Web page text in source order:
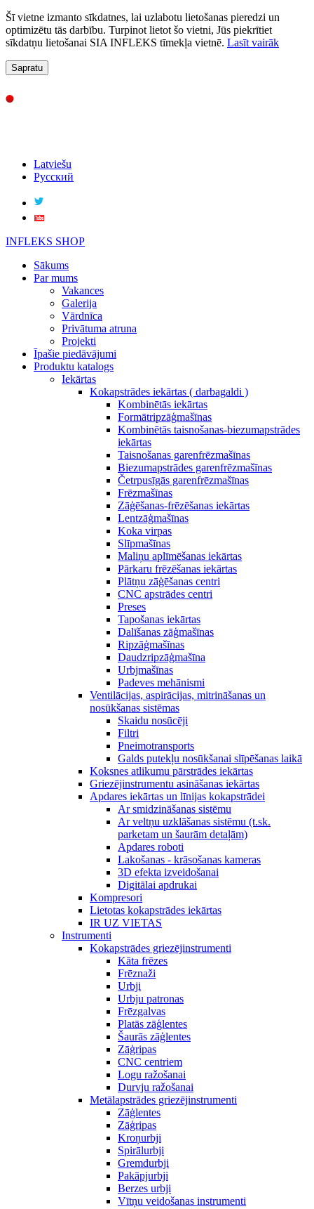
Šī vietne izmanto sīkdatnes, lai uzlabotu lietošanas pieredzi un
optimizētu tās darbību. Turpinot lietot šo vietni, Jūs piekrītiet
sīkdatņu lietošanai SIA INFLEKS tīmekļa vietnē. Lasīt vairāk
Sapratu
Latviešu
Русский
INFLEKS SHOP
Sākums
Par mums
Vakances
Galerija
Vārdnīca
Privātuma atruna
Projekti
Īpašie piedāvājumi
Produktu katalogs
Iekārtas
Kokapstrādes iekārtas ( darbagaldi )
Kombinētās iekārtas
Formātripzāģmašīnas
Kombinētās taisnošanas-biezumapstrādes
iekārtas
Taisnošanas garenfrēzmašīnas
Biezumapstrādes garenfrēzmašīnas
Četrpusīgās garenfrēzmašīnas
Frēzmašīnas
Zāģēšanas-frēzēšanas iekārtas
Lentzāģmašīnas
Koka virpas
Slīpmašīnas
Maliņu aplīmēšanas iekārtas
Pārkaru frēzēšanas iekārtas
Plātņu zāģēšanas centri
CNC apstrādes centri
Preses
Tapošanas iekārtas
Dalīšanas zāģmašīnas
Ripzāģmašīnas
Daudzripzāģmašīna
Urbjmašīnas
Padeves mehānismi
Ventilācijas, aspirācijas, mitrināšanas un
nosūkšanas sistēmas
Skaidu nosūcēji
Filtri
Pneimotransports
Galds putekļu nosūkšanai slīpēšanas laikā
Koksnes atlikumu pārstrādes iekārtas
Griezējinstrumentu asināšanas iekārtas
Apdares iekārtas un līnijas kokapstrādei
Ar smidzināšanas sistēmu
Ar veltņu uzklāšanas sistēmu (t.sk.
parketam un šaurām detaļām)
Apdares roboti
Lakošanas - krāsošanas kameras
3D efekta izveidošanai
Digitālai apdrukai
Kompresori
Lietotas kokapstrādes iekārtas
IR UZ VIETAS
Instrumenti
Kokapstrādes griezējinstrumenti
Kāta frēzes
Frēznaži
Urbji
Urbju patronas
Frēzgalvas
Platās zāģlentes
Šaurās zāģlentes
Zāģripas
CNC centriem
Logu ražošanai
Durvju ražošanai
Metālapstrādes griezējinstrumenti
Zāģlentes
Zāģripas
Kroņurbji
Spirālurbji
Gremdurbji
Pakāpjurbji
Berzes urbji
Vītņu veidošanas instrumenti